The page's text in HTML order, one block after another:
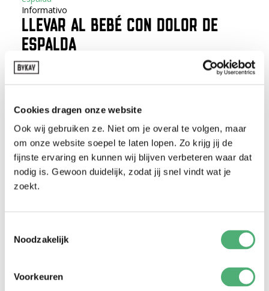
Cookies dragen onze website
Ook wij gebruiken ze. Niet om je overal te volgen, maar
om onze website soepel te laten lopen. Zo krijg jij de
fijnste ervaring en kunnen wij blijven verbeteren waar dat
nodig is. Gewoon duidelijk, zodat jij snel vindt wat je
zoekt.
Noodzakelijk
Voorkeuren
Informativo
LLEVAR AL BEBÉ CON DOLOR DE
ESPALDA
13 de enero de 2026
Informativo
DISPLASIA DE CADERA Y PORTEO
DE BEBÉS
11 de diciembre de 2025
ALIMENTACIÓN Y TRANSPORTE CON
28 de octubre de 2025